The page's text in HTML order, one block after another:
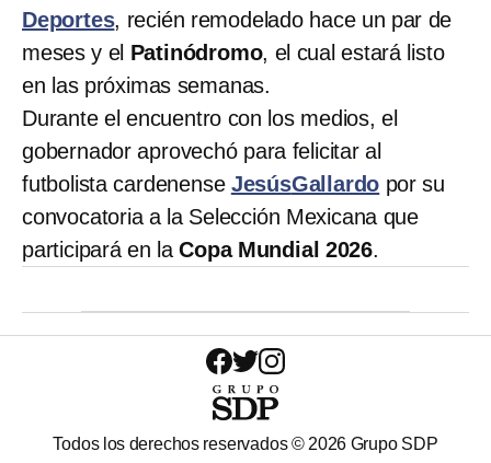
Deportes, recién remodelado hace un par de
meses y el Patinódromo, el cual estará listo
en las próximas semanas.
Durante el encuentro con los medios, el
gobernador aprovechó para felicitar al
futbolista cardenense JesúsGallardo por su
convocatoria a la Selección Mexicana que
participará en laCopa Mundial 2026.
Todos los derechos reservados © 2026 Grupo SDP